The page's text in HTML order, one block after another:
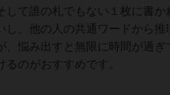
て誰の札でもない１枚に書か
、他の人の共通ワードから推
悩み出すと無限に時間が過ぎ
のがおすすめです。